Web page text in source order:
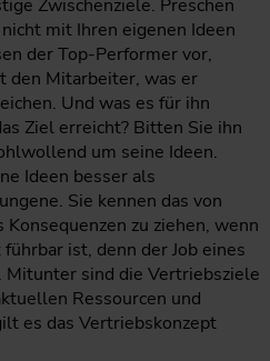
Zwischenziele. Preschen
mit Ihren eigenen Ideen
der Top-Performer vor,
den Mitarbeiter, was er
Und was es für ihn
Ziel erreicht? Bitten Sie ihn
um seine Ideen.
Ideen besser als
Sie kennen das von
zu ziehen, wenn
ist, denn der Job eines
Mitunter sind die Vertriebsziele
Ressourcen und
es das Vertriebskonzept